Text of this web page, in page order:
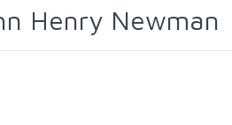
Henry Newman